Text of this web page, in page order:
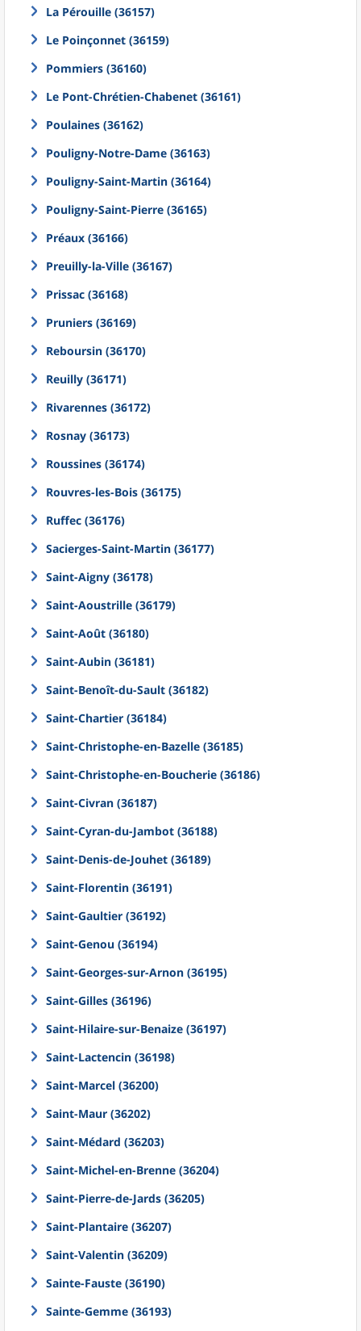
La Pérouille (36157)
Le Poinçonnet (36159)
Pommiers (36160)
Le Pont-Chrétien-Chabenet (36161)
Poulaines (36162)
Pouligny-Notre-Dame (36163)
Pouligny-Saint-Martin (36164)
Pouligny-Saint-Pierre (36165)
Préaux (36166)
Preuilly-la-Ville (36167)
Prissac (36168)
Pruniers (36169)
Reboursin (36170)
Reuilly (36171)
Rivarennes (36172)
Rosnay (36173)
Roussines (36174)
Rouvres-les-Bois (36175)
Ruffec (36176)
Sacierges-Saint-Martin (36177)
Saint-Aigny (36178)
Saint-Aoustrille (36179)
Saint-Août (36180)
Saint-Aubin (36181)
Saint-Benoît-du-Sault (36182)
Saint-Chartier (36184)
Saint-Christophe-en-Bazelle (36185)
Saint-Christophe-en-Boucherie (36186)
Saint-Civran (36187)
Saint-Cyran-du-Jambot (36188)
Saint-Denis-de-Jouhet (36189)
Saint-Florentin (36191)
Saint-Gaultier (36192)
Saint-Genou (36194)
Saint-Georges-sur-Arnon (36195)
Saint-Gilles (36196)
Saint-Hilaire-sur-Benaize (36197)
Saint-Lactencin (36198)
Saint-Marcel (36200)
Saint-Maur (36202)
Saint-Médard (36203)
Saint-Michel-en-Brenne (36204)
Saint-Pierre-de-Jards (36205)
Saint-Plantaire (36207)
Saint-Valentin (36209)
Sainte-Fauste (36190)
Sainte-Gemme (36193)